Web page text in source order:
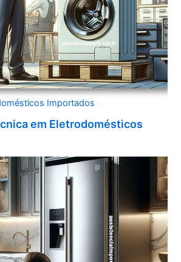
Importados
em Eletrodomésticos